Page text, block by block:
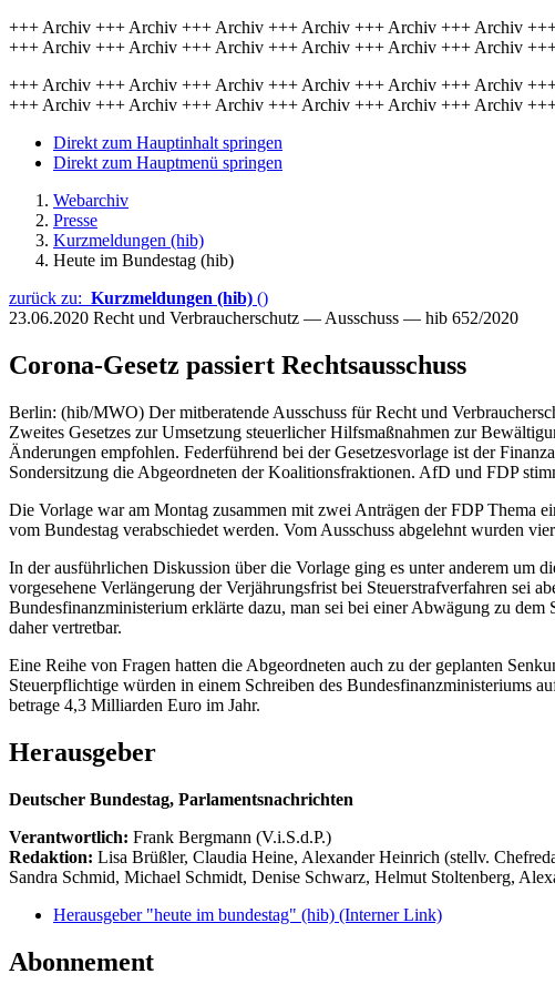
+++ Archiv +++ Archiv +++ Archiv +++ Archiv +++ Archiv +++ Archiv
+++ Archiv +++ Archiv +++ Archiv +++ Archiv +++ Archiv +++ Archiv
+++ Archiv +++ Archiv +++ Archiv +++ Archiv +++ Archiv +++ Archiv
+++ Archiv +++ Archiv +++ Archiv +++ Archiv +++ Archiv +++ Archiv
Direkt zum Hauptinhalt springen
Direkt zum Hauptmenü springen
Webarchiv
Presse
Kurzmeldungen (hib)
Heute im Bundestag (hib)
zurück zu: Kurzmeldungen (hib) ()
23.06.2020 Recht und Verbraucherschutz — Ausschuss — hib 652/2020
Corona-Gesetz passiert Rechtsausschuss
Berlin: (hib/MWO) Der mitberatende Ausschuss für Recht und
Zweites Gesetzes zur Umsetzung steuerlicher Hilfsmaßnahmen zur
Änderungen empfohlen. Federführend bei der Gesetzesvorlage ist der
Sondersitzung die Abgeordneten der Koalitionsfraktionen. AfD und FDP
Die Vorlage war am Montag zusammen mit zwei Anträgen der FDP Thema
vom Bundestag verabschiedet werden. Vom Ausschuss abgelehnt wurden
In der ausführlichen Diskussion über die Vorlage ging es unter anderem um
vorgesehene Verlängerung der Verjährungsfrist bei Steuerstrafverfahren sei
Bundesfinanzministerium erklärte dazu, man sei bei einer Abwägung zu
daher vertretbar.
Eine Reihe von Fragen hatten die Abgeordneten auch zu der geplanten
Steuerpflichtige würden in einem Schreiben des Bundesfinanzministeriums
betrage 4,3 Milliarden Euro im Jahr.
Herausgeber
Deutscher Bundestag, Parlamentsnachrichten
Verantwortlich: Frank Bergmann (V.i.S.d.P.)
Redaktion: Lisa Brüßler, Claudia Heine, Alexander Heinrich (stellv.
Sandra Schmid, Michael Schmidt, Denise Schwarz, Helmut Stoltenberg,
Herausgeber "heute im bundestag" (hib) (Interner Link)
Abonnement